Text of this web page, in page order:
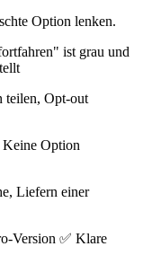
Option lenken.
ist grau und
teilen, Opt-out
Option
Liefern einer
Version ✅ Klare